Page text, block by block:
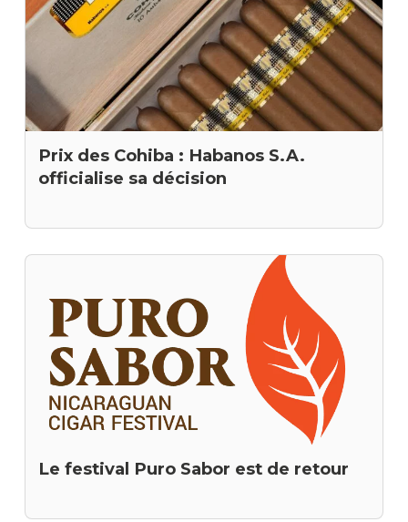
Prix des Cohiba : Habanos S.A.
officialise sa décision
Le festival Puro Sabor est de retour